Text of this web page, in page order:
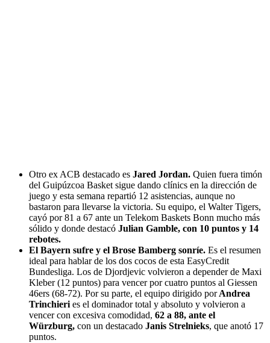
Otro ex ACB destacado es Jared Jordan. Quien fuera timón
del Guipúzcoa Basket sigue dando clínics en la dirección de
juego y esta semana repartió 12 asistencias, aunque no
bastaron para llevarse la victoria. Su equipo, el Walter Tigers,
cayó por 81 a 67 ante un Telekom Baskets Bonn mucho más
sólido y donde destacó Julian Gamble, con 10 puntos y 14
rebotes.
El Bayern sufre y el Brose Bamberg sonríe. Es el resumen
ideal para hablar de los dos cocos de esta EasyCredit
Bundesliga. Los de Djordjevic volvieron a depender de Maxi
Kleber (12 puntos) para vencer por cuatro puntos al Giessen
46ers (68-72). Por su parte, el equipo dirigido porAndrea
Trinchieries el dominador total y absoluto y volvieron a
vencer con excesiva comodidad, 62 a 88, ante el
Würzburg, con un destacado Janis Strelnieks, que anotó 17
puntos.